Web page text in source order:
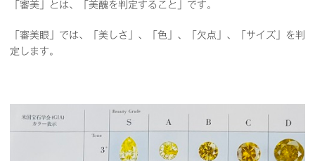
「審美」とは、「美醜を判定すること」です。
「審美眼」では、「美しさ」、「色」、「欠点」、「サイズ」を判
定します。